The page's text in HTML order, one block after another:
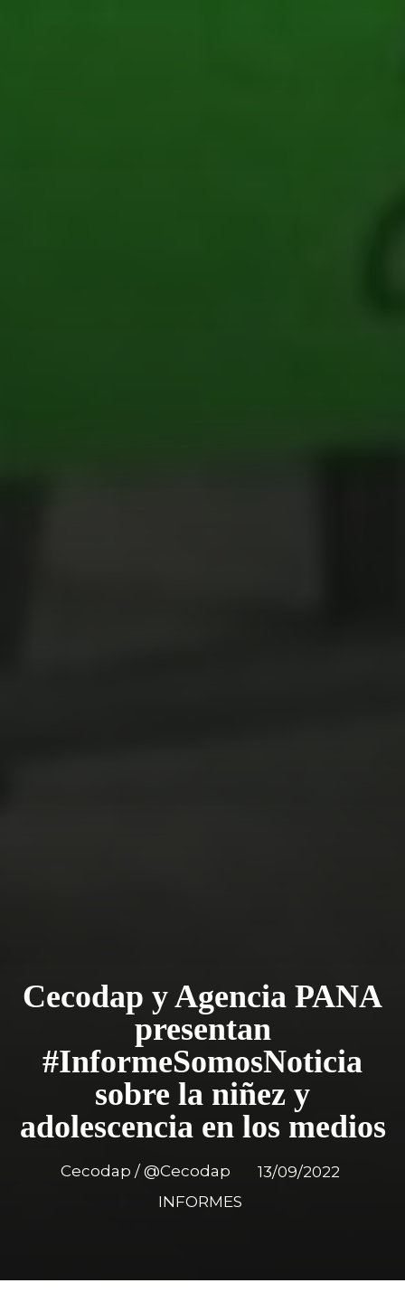
Cecodap y Agencia PANA
presentan
#InformeSomosNoticia
sobre la niñez y
adolescencia en los medios
Cecodap / @Cecodap
13/09/2022
INFORMES